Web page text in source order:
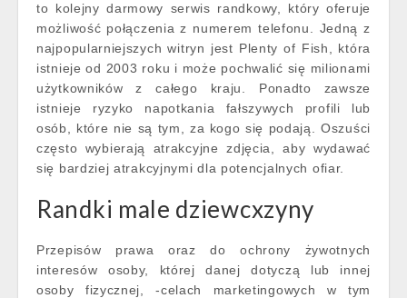
to kolejny darmowy serwis randkowy, który oferuje
możliwość połączenia z numerem telefonu. Jedną z
najpopularniejszych witryn jest Plenty of Fish, która
istnieje od 2003 roku i może pochwalić się milionami
użytkowników z całego kraju. Ponadto zawsze
istnieje ryzyko napotkania fałszywych profili lub
osób, które nie są tym, za kogo się podają. Oszuści
często wybierają atrakcyjne zdjęcia, aby wydawać
się bardziej atrakcyjnymi dla potencjalnych ofiar.
Randki male dziewcxzyny
Przepisów prawa oraz do ochrony żywotnych
interesów osoby, której danej dotyczą lub innej
osoby fizycznej, -celach marketingowych w tym